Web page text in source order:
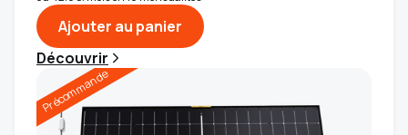
Ajouter au panier
Découvrir
Précommande